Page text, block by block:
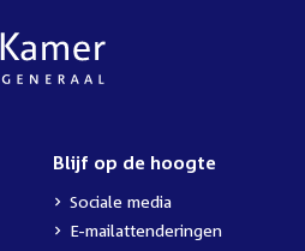
Blijf op de hoogte
Sociale media
E-mailattenderingen